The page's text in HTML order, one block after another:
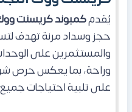
يُقدمكمبوند كريسنت
حجز وسداد مرنة تهدف
والمستثمرين على
وراحة، بما يعكس حرص
على تلبية احتياجات